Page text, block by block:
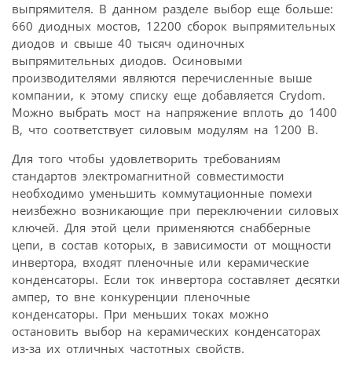
выпрямителя. В данном разделе выбор еще больше:
660 диодных мостов, 12200 сборок выпрямительных
диодов и свыше 40 тысяч одиночных
выпрямительных диодов. Осиновыми
производителями являются перечисленные выше
компании, к этому списку еще добавляется Crydom.
Можно выбрать мост на напряжение вплоть до 1400
В, что соответствует силовым модулям на 1200 В.
Для того чтобы удовлетворить требованиям
стандартов электромагнитной совместимости
необходимо уменьшить коммутационные помехи
неизбежно возникающие при переключении силовых
ключей. Для этой цели применяются снабберные
цепи, в состав которых, в зависимости от мощности
инвертора, входят пленочные или керамические
конденсаторы. Если ток инвертора составляет десятки
ампер, то вне конкуренции пленочные
конденсаторы. При меньших токах можно
остановить выбор на керамических конденсаторах
из-за их отличных частотных свойств.